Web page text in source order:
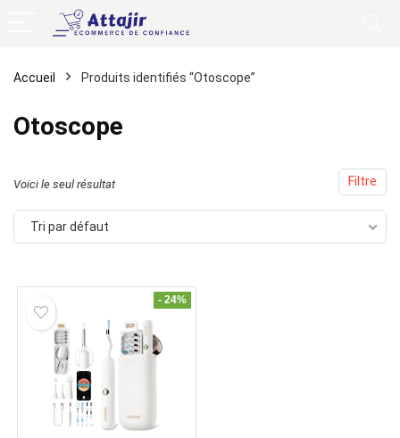
Accueil Produits identifiés “Otoscope”
Otoscope
Filtre
Voici le seul résultat
Tri par défaut
- 24%